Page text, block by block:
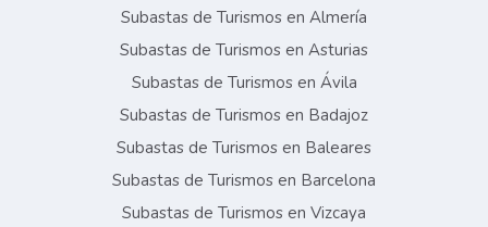
Subastas de Turismos en Almería
Subastas de Turismos en Asturias
Subastas de Turismos en Ávila
Subastas de Turismos en Badajoz
Subastas de Turismos en Baleares
Subastas de Turismos en Barcelona
Subastas de Turismos en Vizcaya